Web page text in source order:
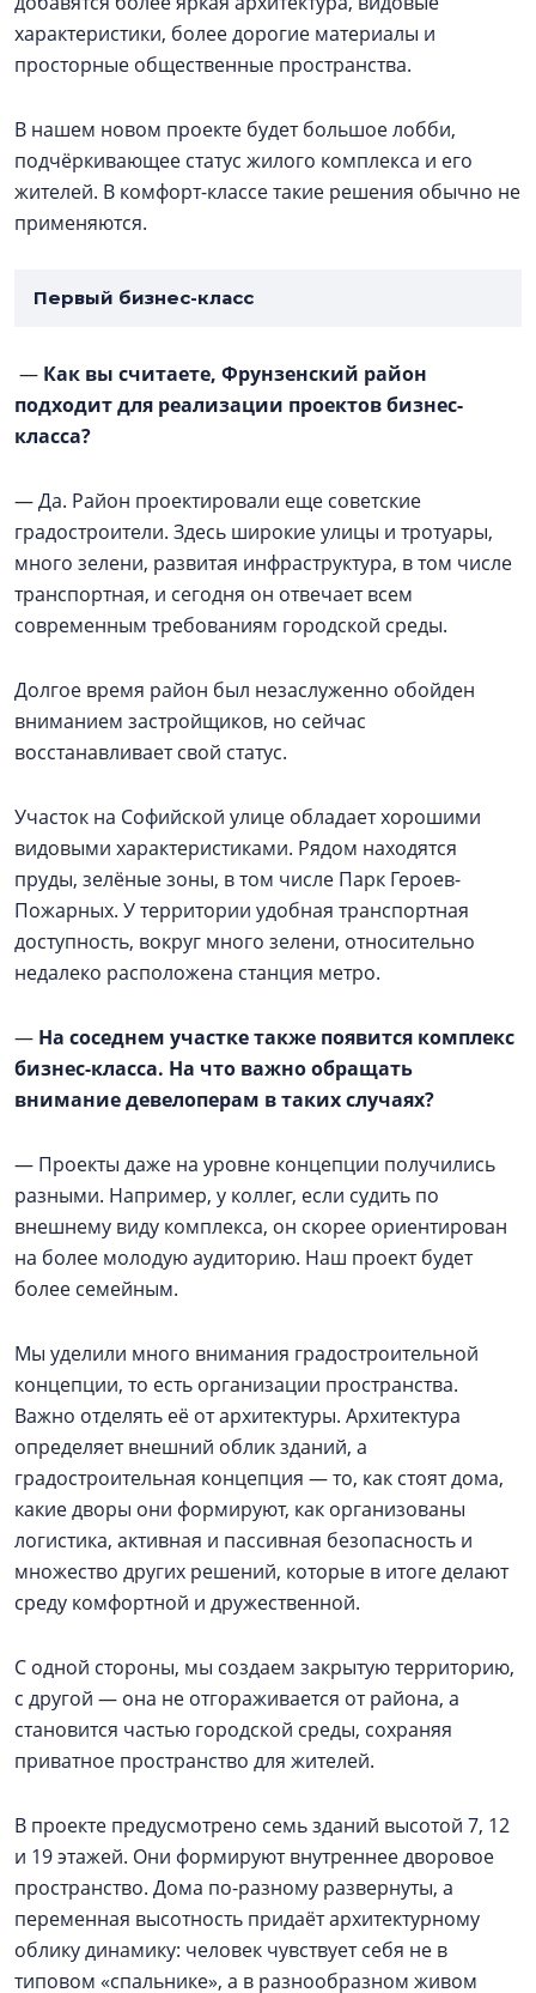
характеристики, более дорогие материалы и
просторные общественные пространства.
В нашем новом проекте будет большое лобби,
подчёркивающее статус жилого комплекса и его
жителей. В комфорт-классе такие решения обычно не
применяются.
Первый бизнес-класс
— Как вы считаете, Фрунзенский район
подходит для реализации проектов бизнес-
класса?
— Да. Район проектировали еще советские
градостроители. Здесь широкие улицы и тротуары,
много зелени, развитая инфраструктура, в том числе
транспортная, и сегодня он отвечает всем
современным требованиям городской среды.
Долгое время район был незаслуженно обойден
вниманием застройщиков, но сейчас
восстанавливает свой статус.
Участок на Софийской улице обладает хорошими
видовыми характеристиками. Рядом находятся
пруды, зелёные зоны, в том числе Парк Героев-
Пожарных. У территории удобная транспортная
доступность, вокруг много зелени, относительно
недалеко расположена станция метро.
— На соседнем участке также появится комплекс
бизнес-класса. На что важно обращать
внимание девелоперам в таких случаях?
— Проекты даже на уровне концепции получились
разными. Например, у коллег, если судить по
внешнему виду комплекса, он скорее ориентирован
на более молодую аудиторию. Наш проект будет
более семейным.
Мы уделили много внимания градостроительной
концепции, то есть организации пространства.
Важно отделять её от архитектуры. Архитектура
определяет внешний облик зданий, а
градостроительная концепция — то, как стоят дома,
какие дворы они формируют, как организованы
логистика, активная и пассивная безопасность и
множество других решений, которые в итоге делают
среду комфортной и дружественной.
С одной стороны, мы создаем закрытую территорию,
с другой — она не отгораживается от района, а
становится частью городской среды, сохраняя
приватное пространство для жителей.
В проекте предусмотрено семь зданий высотой 7, 12
и 19 этажей. Они формируют внутреннее дворовое
пространство. Дома по-разному развернуты, а
переменная высотность придаёт архитектурному
облику динамику: человек чувствует себя не в
типовом «спальнике», а в разнообразном живом